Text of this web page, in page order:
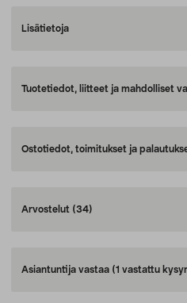
Lisätietoja
Tuotetiedot, liitteet ja mahdolliset
Ostotiedot, toimitukset ja
Arvostelut (34)
Asiantuntija vastaa (1 vastattu